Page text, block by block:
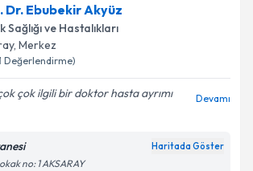
Mustafa Ayanaiçin randevu takvimi talebi
bu uzmandan randevu almanız için bir
e-posta ile bilgilendireceğiz.
verilerimin işlenmesine ilişkin
Aydınlatma
okudum ve kişisel verilerimin belirtilen
Dr. Ebubekir Akyüz
Sağlığı ve Hastalıkları
, Merkez
Değerlendirme)
çok ilgili bir doktor hasta ayrımı
Devamı
Haritada Göster
no: 1 AKSARAY